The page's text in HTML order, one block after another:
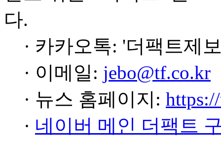
다.
· 카카오톡: '더팩트제
· 이메일: jebo@tf.co.kr
· 뉴스 홈페이지:
· 네이버 메인 더팩트